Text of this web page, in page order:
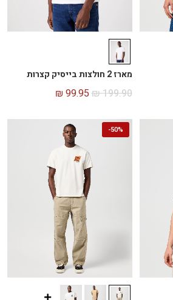
מארז 2 חולצות בייסיק קצרות
₪199.90
₪ 99.95
50%
-